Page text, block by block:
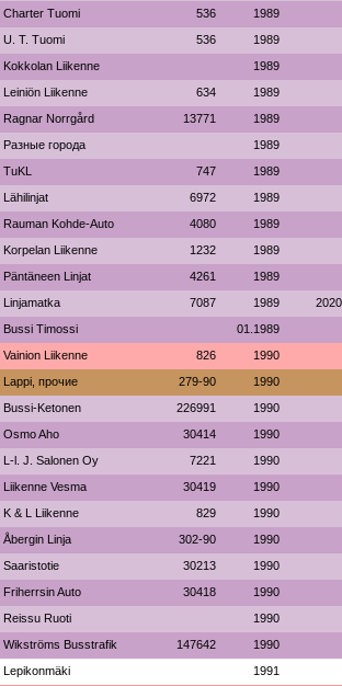
Charter Tuomi 536 1989
U. T. Tuomi 536 1989
Kokkolan Liikenne 1989
Leiniön Liikenne 634 1989
Ragnar Norrgård 13771 1989
Разные города 1989
TuKL 747 1989
Lähilinjat 6972 1989
Rauman Kohde-Auto 4080 1989
Korpelan Liikenne 1232 1989
Päntäneen Linjat 4261 1989
Linjamatka 7087 1989 2020
Bussi Timossi 01.1989
Vainion Liikenne 826 1990
Lappi, прочие 279-90 1990
Bussi-Ketonen 226991 1990
Osmo Aho 30414 1990
L-l. J. Salonen Oy 7221 1990
Liikenne Vesma 30419 1990
K & L Liikenne 829 1990
Åbergin Linja 302-90 1990
Saaristotie 30213 1990
Friherrsin Auto 30418 1990
Reissu Ruoti 1990
Wikströms Busstrafik 147642 1990
Lepikonmäki 1991